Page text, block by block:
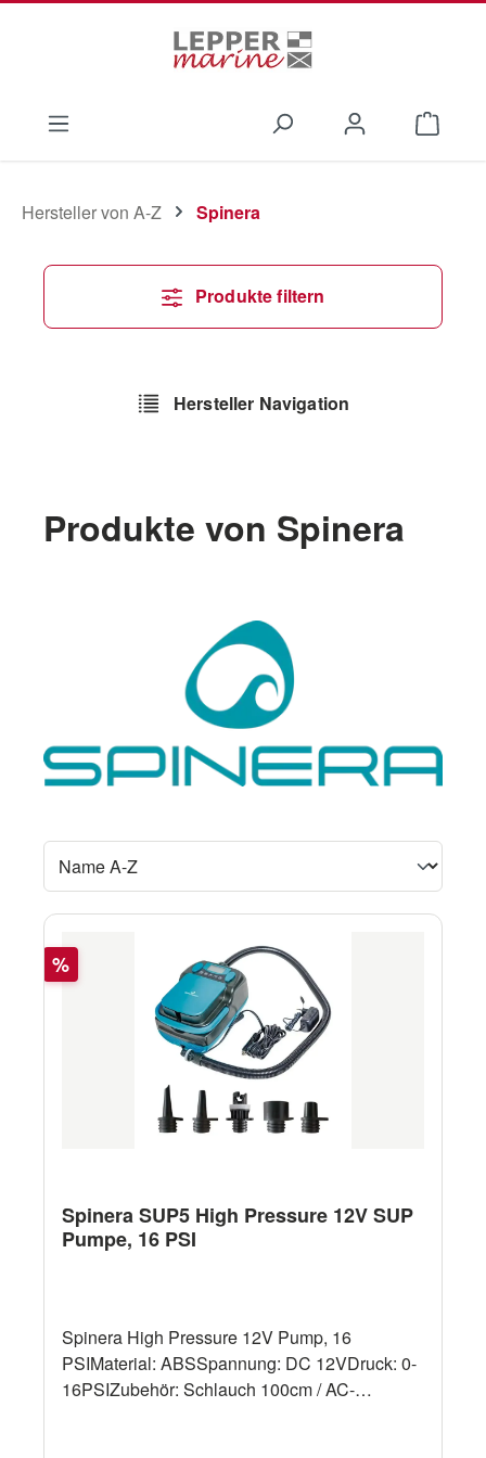
Hersteller von A-Z Spinera
Produkte filtern
Hersteller Navigation
Produkte von Spinera
Rabatt
%
Spinera SUP5 High Pressure 12V SUP
Pumpe, 16 PSI
Spinera High Pressure 12V Pump, 16
PSIMaterial: ABSSpannung: DC 12VDruck: 0-
16PSIZubehör: Schlauch 100cm / AC-